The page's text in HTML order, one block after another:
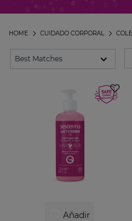
CUIDADO CORPORAL
HOME
Añadir